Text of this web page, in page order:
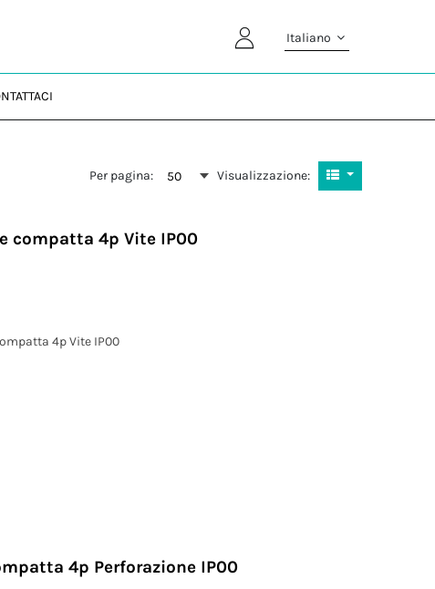
Italiano
Per pagina: 50 Visualizzazione:
compatta 4p Vite IP00
4p Vite IP00
4p Perforazione IP00